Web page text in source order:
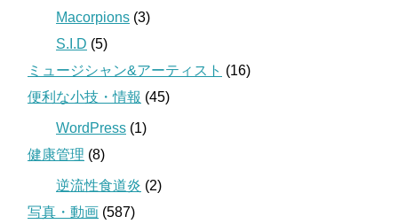
Macorpions (3)
S.I.D (5)
ミュージシャン&アーティスト (16)
便利な小技・情報 (45)
WordPress (1)
健康管理 (8)
逆流性食道炎 (2)
写真・動画 (587)